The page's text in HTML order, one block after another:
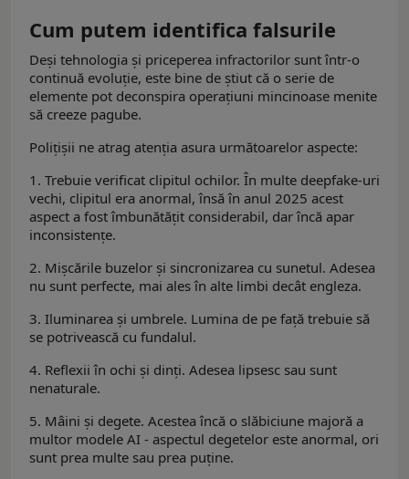
Cum putem identifica falsurile
Deși tehnologia și priceperea infractorilor sunt într-o
continuă evoluție, este bine de știut că o serie de
elemente pot deconspira operațiuni mincinoase menite
să creeze pagube.
Polițișii ne atrag atenţia asura următoarelor aspecte:
1. Trebuie verificat clipitul ochilor. În multe deepfake-uri
vechi, clipitul era anormal, însă în anul 2025 acest
aspect a fost îmbunătățit considerabil, dar încă apar
inconsistențe.
2. Mișcările buzelor și sincronizarea cu sunetul. Adesea
nu sunt perfecte, mai ales în alte limbi decât engleza.
3. Iluminarea și umbrele. Lumina de pe față trebuie să
se potrivească cu fundalul.
4. Reflexii în ochi și dinți. Adesea lipsesc sau sunt
nenaturale.
5. Mâini și degete. Acestea încă o slăbiciune majoră a
multor modele AI - aspectul degetelor este anormal, ori
sunt prea multe sau prea puține.